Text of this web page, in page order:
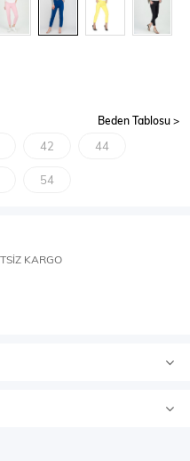
Crop & Büstiyer
Beden Tablosu
42 44
54
KARGO